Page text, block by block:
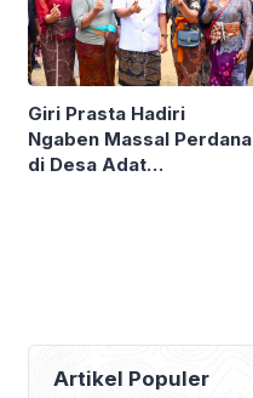
Giri Prasta Hadiri
Ngaben Massal Perdana
di Desa Adat
Artikel Populer